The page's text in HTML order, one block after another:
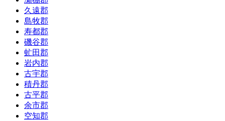
久遠郡
島牧郡
寿都郡
磯谷郡
虻田郡
岩内郡
古宇郡
積丹郡
古平郡
余市郡
空知郡